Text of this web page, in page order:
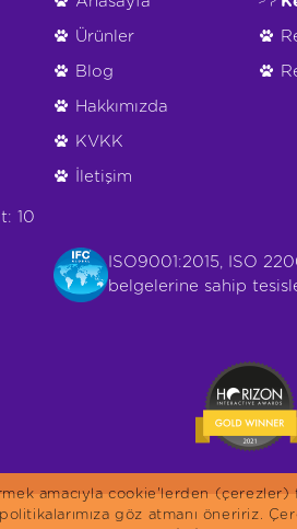
10
Ürünler
Blog
Hakkımızda
KVKK
İletişim
ISO9001:2015, ISO
belgelerine sahip
amacıyla cookie'lerden (çerezler)
göz atmanı öneririz.